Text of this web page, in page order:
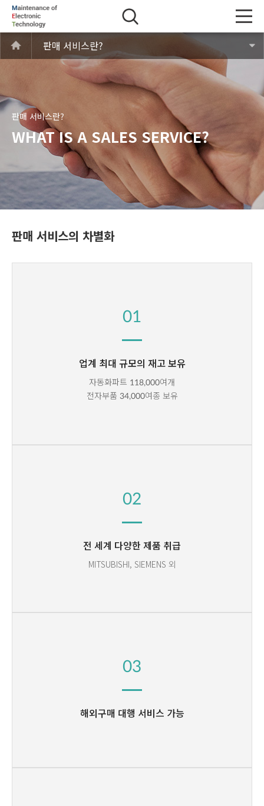
판매 서비스란?
판매 서비스란?
WHAT IS A SALES SERVICE?
판매 서비스의 차별화
01
업계 최대 규모의 재고 보유
자동화파트 118,000여개
전자부품 34,000여종 보유
02
전 세계 다양한 제품 취급
MITSUBISHI, SIEMENS 외
03
해외구매 대행 서비스 가능